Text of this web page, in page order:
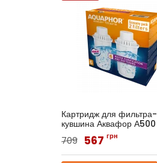
Картридж для фильтра-
кувшина Аквафор А500
Артикул:Аквафор B6 (2 шт.)
709 567 грн